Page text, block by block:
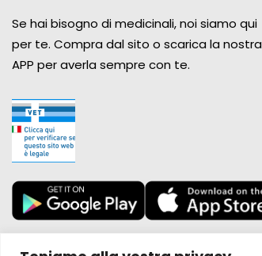
Se hai bisogno di medicinali, noi siamo qui
per te. Compra dal sito o scarica la nostra
APP per averla sempre con te.